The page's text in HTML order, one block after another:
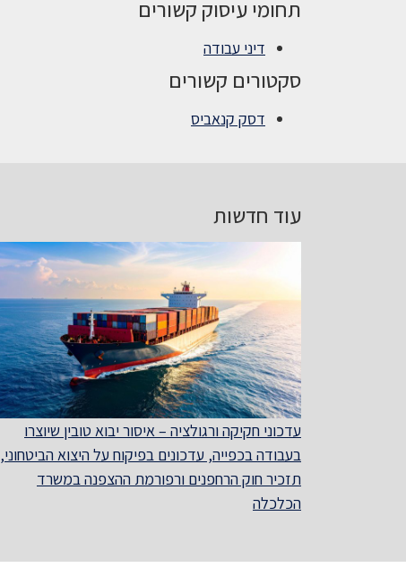
תחומי עיסוק קשורים
דיני עבודה
סקטורים קשורים
דסק קנאביס
עוד חדשות
עדכוני חקיקה ורגולציה – איסור יבוא טובין שיוצרו
בעבודה בכפייה, עדכונים בפיקוח על היצוא הביטחוני,
תזכיר חוק הרחפנים ורפורמת ההצפנה במשרד
הכלכלה